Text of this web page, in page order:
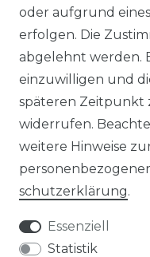
SERVICE
RETOURENINFO
KONTAKT
ZAHLUNGSARTEN
oder aufgrund
erfolgen. Die
abgelehnt werden.
einzuwilligen und
späteren Zeitpunkt
widerrufen.
weitere Hinweise
schutz­erklärung.
Essenziell
Statistik